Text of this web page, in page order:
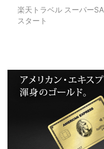
楽天トラベル スーパー
スタート